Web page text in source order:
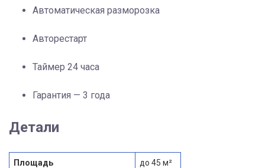
Автоматическая разморозка
Авторестарт
Таймер 24 часа
Гарантия — 3 года
Детали
Площадь до 45 м²